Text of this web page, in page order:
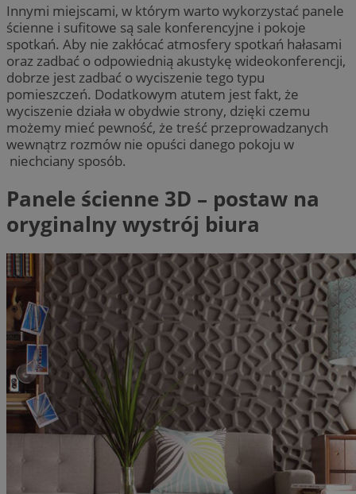
Innymi miejscami, w którym warto wykorzystać panele
ścienne i sufitowe są sale konferencyjne i pokoje
spotkań. Aby nie zakłócać atmosfery spotkań hałasami
oraz zadbać o odpowiednią akustykę wideokonferencji,
dobrze jest zadbać o wyciszenie tego typu
pomieszczeń. Dodatkowym atutem jest fakt, że
wyciszenie działa w obydwie strony, dzięki czemu
możemy mieć pewność, że treść przeprowadzanych
wewnątrz rozmów nie opuści danego pokoju w
niechciany sposób.
Panele ścienne 3D – postaw na
oryginalny wystrój biura